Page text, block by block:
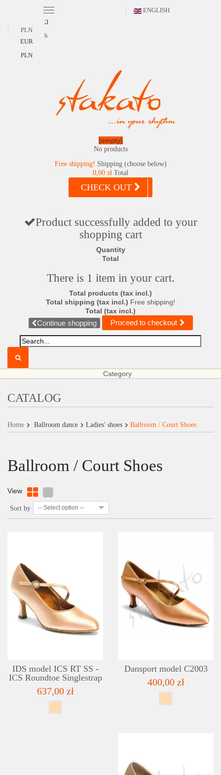
ENGLISH
POLSKI
English
PLN
EUR
PLN
(empty)
No products
Free shipping! Shipping (choose below)
0,00 zł Total
CHECK OUT
Product successfully added to your
shopping cart
Quantity
Total
There is 1 item in your cart.
Total products (tax incl.)
Total shipping (tax incl.) Free shipping!
Total (tax incl.)
Continue shopping Proceed to checkout
Category
CATALOG
Home Ballroom dance Ladies' shoes Ballroom / Court Shoes
Ballroom / Court Shoes
View
Sort by -- Select option --
ADD TO WISHLIST
DETAILS
IDS model ICS RT SS -
ICS Roundtoe Singlestrap
637,00 zł
Dansport model C2003
400,00 zł